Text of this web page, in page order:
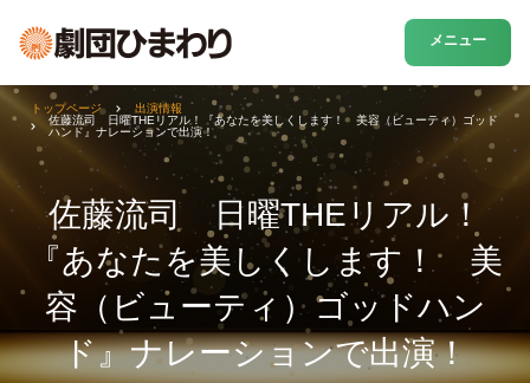
メニュー
佐藤流司 日曜THEリアル！
『あなたを美しくします！ 美
容（ビューティ）ゴッドハン
ド』ナレーションで出演！
トップページ
出演情報
佐藤流司 日曜THEリアル！『あなたを美しくします！ 美容（ビューティ）ゴッド
ハンド』ナレーションで出演！